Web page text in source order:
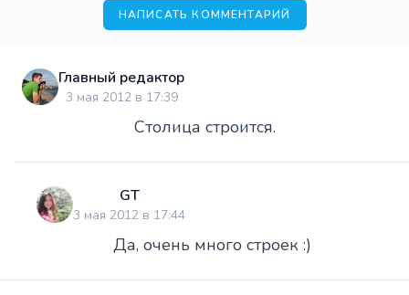
НАПИСАТЬ КОММЕНТАРИЙ
Главный редактор
3 мая 2012 в 17:39
Столица строится.
GT
3 мая 2012 в 17:44
Да, очень много строек :)